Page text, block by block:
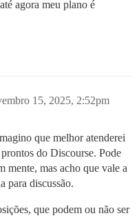
agora meu plano é
15, 2025, 2:52pm
que melhor atenderei
prontos do Discourse. Pode
mente, mas acho que vale a
para discussão.
que podem ou não ser